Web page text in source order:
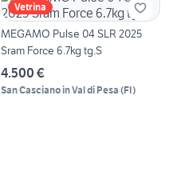
Vetrina
MEGAMO Pulse 04 SLR 2025
Sram Force 6.7kg tg.S
4.500 €
San Casciano in Val di Pesa (FI)